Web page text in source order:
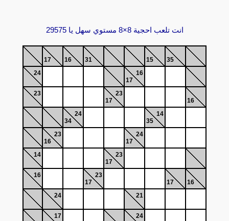
انت تلعب احجية 8×8 مستوي سهل يا 29575
17 16 31 15
35
24
16
17
23
23
17
16
24
34
14
35
23
16
24
17
14
23
17
16
23
17
17
16
24
21
17 24